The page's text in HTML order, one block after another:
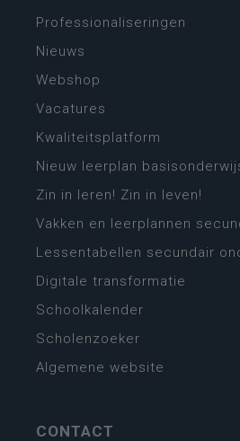
Professionaliseringen
Nieuws
Webshop
Vacatures
Kwaliteitsplatform
Nieuw leerplan
Zin in leren! Zin in leven!
Vakken en leerplannen
Lessentabellen secundair
Digitale transformatie
Schoolkalender
Scholenzoeker
Algemene website
CONTACT